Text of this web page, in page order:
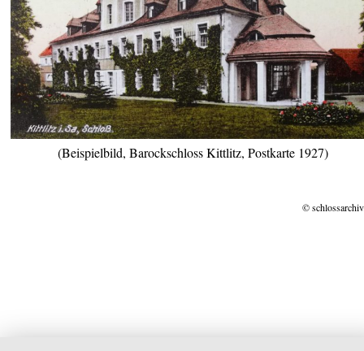
(Beispielbild, Barockschloss Kittlitz, Postkarte 1927)
©